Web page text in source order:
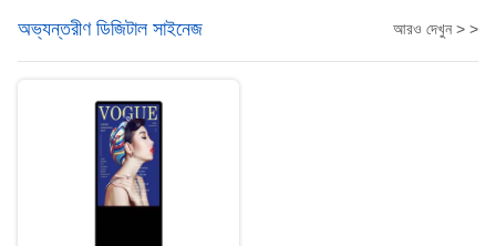
অভ্যন্তরীণ ডিজিটাল সাইনেজ আরও দেখুন > >